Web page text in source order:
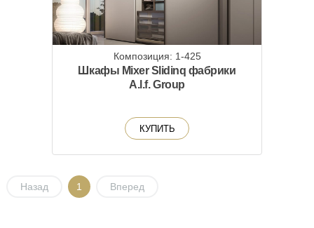
Композиция: 1-425
Шкафы Mixer Slidinq фабрики
A.l.f. Group
КУПИТЬ
Назад 1 Вперед